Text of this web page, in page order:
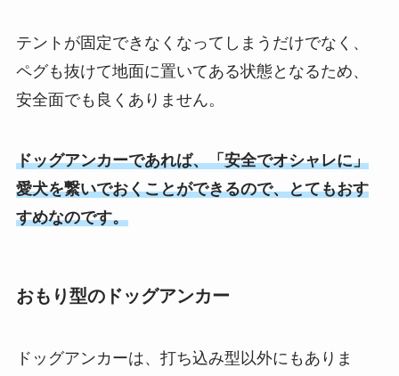
テントが固定できなくなってしまうだけでなく、
ペグも抜けて地面に置いてある状態となるため、
安全面でも良くありません。
ドッグアンカーであれば、「安全でオシャレに」
愛犬を繋いでおくことができるので、とてもおす
すめなのです。
おもり型のドッグアンカー
ドッグアンカーは、打ち込み型以外にもありま